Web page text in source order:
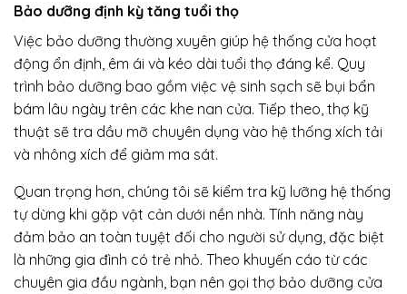
Bảo dưỡng định kỳ tăng tuổi thọ
Việc bảo dưỡng thường xuyên giúp hệ thống cửa hoạt
động ổn định, êm ái và kéo dài tuổi thọ đáng kể. Quy
trình bảo dưỡng bao gồm việc vệ sinh sạch sẽ bụi bẩn
bám lâu ngày trên các khe nan cửa. Tiếp theo, thợ kỹ
thuật sẽ tra dầu mỡ chuyên dụng vào hệ thống xích tải
và nhông xích để giảm ma sát.
Quan trọng hơn, chúng tôi sẽ kiểm tra kỹ lưỡng hệ thống
tự dừng khi gặp vật cản dưới nền nhà. Tính năng này
đảm bảo an toàn tuyệt đối cho người sử dụng, đặc biệt
là những gia đình có trẻ nhỏ. Theo khuyến cáo từ các
chuyên gia đầu ngành, bạn nên gọi thợ bảo dưỡng cửa